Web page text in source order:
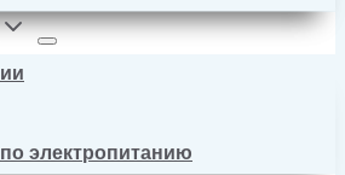
электропитанию